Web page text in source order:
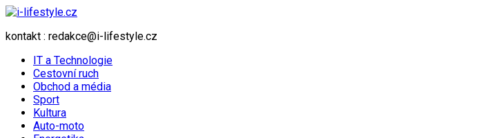
kontakt : redakce@i-lifestyle.cz
IT a Technologie
Cestovní ruch
Obchod a média
Sport
Kultura
Auto-moto